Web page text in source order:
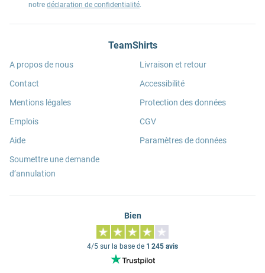
notre déclaration de confidentialité.
TeamShirts
A propos de nous
Contact
Mentions légales
Emplois
Aide
Soumettre une demande
d’annulation
Livraison et retour
Accessibilité
Protection des données
CGV
Paramètres de données
Bien
4/5 sur la base de 1 245 avis